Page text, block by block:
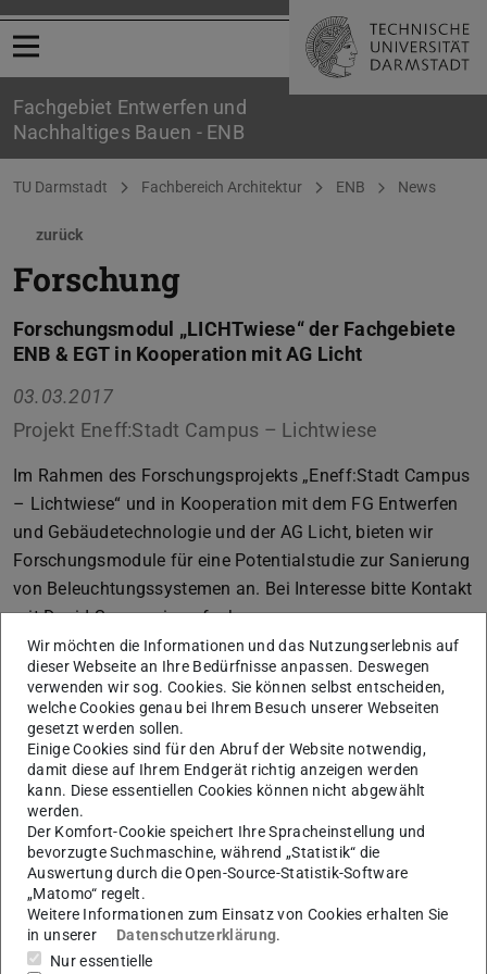
Menü öffnen
Fachgebiet Entwerfen und
Nachhaltiges Bauen - ENB
Sie befinden sich hier:
TU Darmstadt Fachbereich Architektur ENB News
zurück
Forschung
Forschungsmodul „LICHTwiese“ der Fachgebiete
ENB & EGT in Kooperation mit AG Licht
03.03.2017
Projekt Eneff:Stadt Campus – Lichtwiese
Im Rahmen des Forschungsprojekts „Eneff:Stadt Campus
– Lichtwiese“ und in Kooperation mit dem FG Entwerfen
und Gebäudetechnologie und der AG Licht, bieten wir
Forschungsmodule für eine Potentialstudie zur Sanierung
von Beleuchtungssystemen an. Bei Interesse bitte Kontakt
mit David Sauerwein aufnehmen.
Wir möchten die Informationen und das Nutzungserlebnis auf
dieser Webseite an Ihre Bedürfnisse anpassen. Deswegen
verwenden wir sog. Cookies. Sie können selbst entscheiden,
welche Cookies genau bei Ihrem Besuch unserer Webseiten
gesetzt werden sollen.
Einige Cookies sind für den Abruf der Website notwendig,
damit diese auf Ihrem Endgerät richtig anzeigen werden
kann. Diese essentiellen Cookies können nicht abgewählt
werden.
Der Komfort-Cookie speichert Ihre Spracheinstellung und
bevorzugte Suchmaschine, während „Statistik“ die
Auswertung durch die Open-Source-Statistik-Software
„Matomo“ regelt.
Weitere Informationen zum Einsatz von Cookies erhalten Sie
in unserer
Datenschutzerklärung.
Nur essentielle